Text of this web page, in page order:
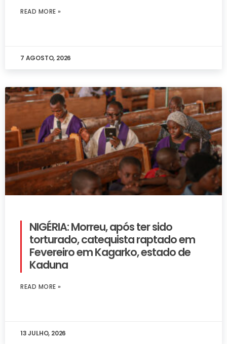
READ MORE »
7 AGOSTO, 2026
NIGÉRIA: Morreu, após ter sido
torturado, catequista raptado em
Fevereiro em Kagarko, estado de
Kaduna
READ MORE »
13 JULHO, 2026